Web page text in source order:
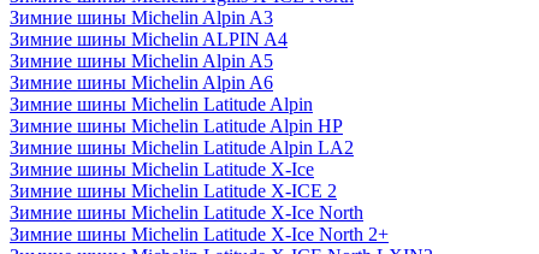
Зимние шины Michelin Alpin A3
Зимние шины Michelin ALPIN A4
Зимние шины Michelin Alpin A5
Зимние шины Michelin Alpin A6
Зимние шины Michelin Latitude Alpin
Зимние шины Michelin Latitude Alpin HP
Зимние шины Michelin Latitude Alpin LA2
Зимние шины Michelin Latitude X-Ice
Зимние шины Michelin Latitude X-ICE 2
Зимние шины Michelin Latitude X-Ice North
Зимние шины Michelin Latitude X-Ice North 2+